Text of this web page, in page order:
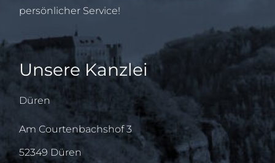
persönlicher Service!
Unsere Kanzlei
Düren
Am Courtenbachshof 3
52349 Düren